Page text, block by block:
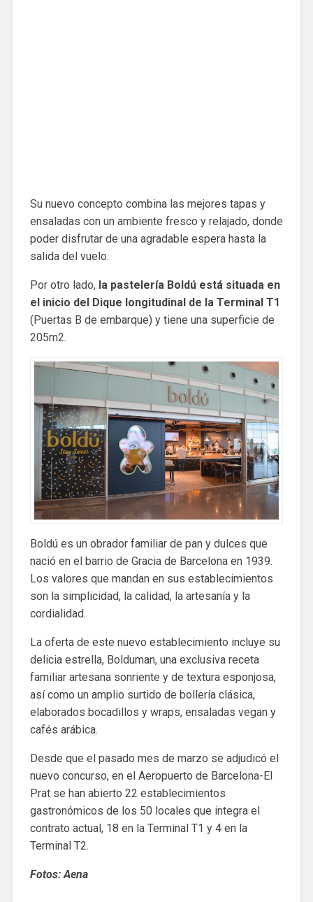
Su nuevo concepto combina las mejores tapas y
ensaladas con un ambiente fresco y relajado, donde
poder disfrutar de una agradable espera hasta la
salida del vuelo.
Por otro lado, la pastelería Boldú está situada en
el inicio del Dique longitudinal de la Terminal T1
(Puertas B de embarque) y tiene una superficie de
205m2.
Boldú es un obrador familiar de pan y dulces que
nació en el barrio de Gracia de Barcelona en 1939.
Los valores que mandan en sus establecimientos
son la simplicidad, la calidad, la artesanía y la
cordialidad.
La oferta de este nuevo establecimiento incluye su
delicia estrella, Bolduman, una exclusiva receta
familiar artesana sonriente y de textura esponjosa,
así como un amplio surtido de bollería clásica,
elaborados bocadillos y wraps, ensaladas vegan y
cafés arábica.
Desde que el pasado mes de marzo se adjudicó el
nuevo concurso, en el Aeropuerto de Barcelona-El
Prat se han abierto 22 establecimientos
gastronómicos de los 50 locales que integra el
contrato actual, 18 en la Terminal T1 y 4 en la
Terminal T2.
Fotos: Aena